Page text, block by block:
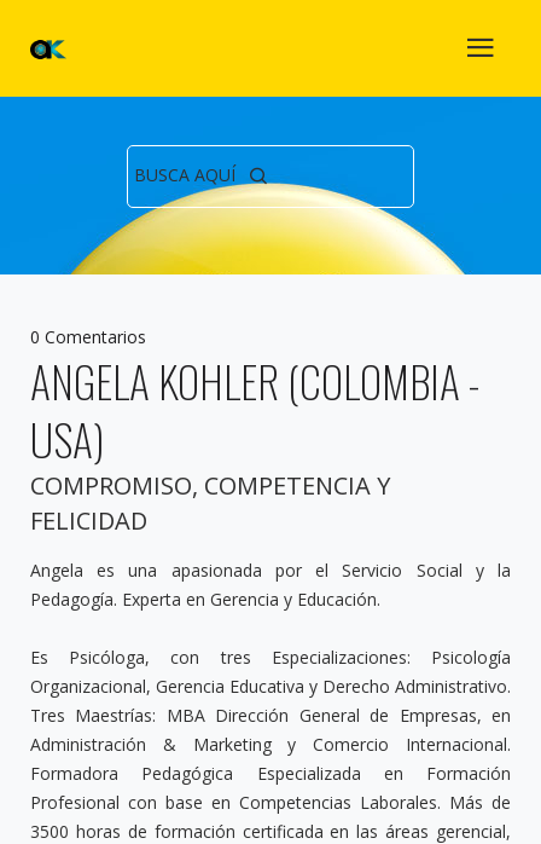
BUSCA AQUÍ
0 Comentarios
ANGELA KOHLER (COLOMBIA -
USA)
COMPROMISO, COMPETENCIA Y
FELICIDAD
Angela es una apasionada por el Servicio Social y la
Pedagogía. Experta en Gerencia y Educación.
Es Psicóloga, con tres Especializaciones: Psicología
Organizacional, Gerencia Educativa y Derecho Administrativo.
Tres Maestrías: MBA Dirección General de Empresas, en
Administración & Marketing y Comercio Internacional.
Formadora Pedagógica Especializada en Formación
Profesional con base en Competencias Laborales. Más de
3500 horas de formación certificada en las áreas gerencial,